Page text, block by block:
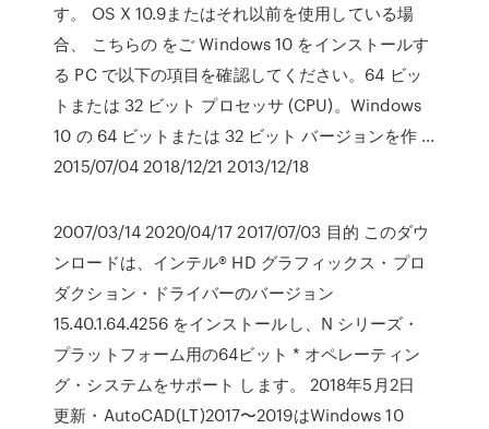
す。 OS X 10.9またはそれ以前を使用している場
合、 こちらの をご Windows 10 をインストールす
る PC で以下の項目を確認してください。64 ビッ
トまたは 32 ビット プロセッサ (CPU)。Windows
10 の 64 ビットまたは 32 ビット バージョンを作 …
2015/07/04 2018/12/21 2013/12/18
2007/03/14 2020/04/17 2017/07/03 目的 このダウ
ンロードは、インテル® HD グラフィックス・プロ
ダクション・ドライバーのバージョン
15.40.1.64.4256 をインストールし、N シリーズ・
プラットフォーム用の64ビット * オペレーティン
グ・システムをサポート します。 2018年5月2日
更新・AutoCAD(LT)2017〜2019はWindows 10